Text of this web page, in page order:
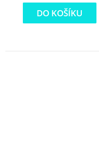
DO KOŠÍKU